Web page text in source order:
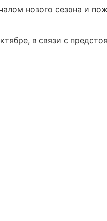
нового сезона и
в связи с